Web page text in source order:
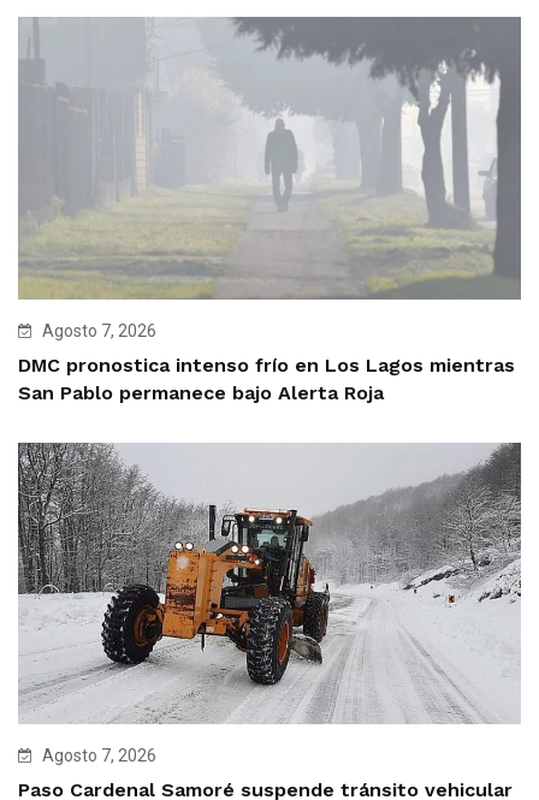
Agosto 7, 2026
DMC pronostica intenso frío en Los Lagos mientras
San Pablo permanece bajo Alerta Roja
Agosto 7, 2026
Paso Cardenal Samoré suspende tránsito vehicular